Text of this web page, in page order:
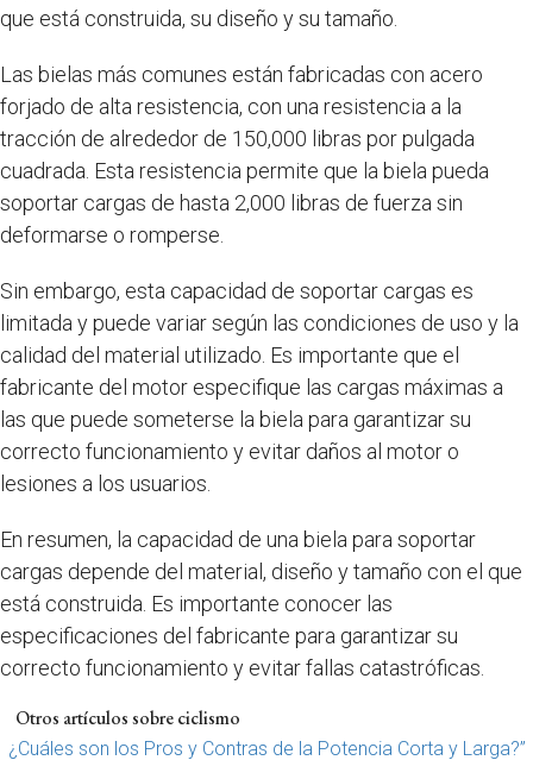
que está construida, su diseño y su tamaño.
Las bielas más comunes están fabricadas con acero
forjado de alta resistencia, con una resistencia a la
tracción de alrededor de 150,000 libras por pulgada
cuadrada. Esta resistencia permite que la biela pueda
soportar cargas de hasta 2,000 libras de fuerza sin
deformarse o romperse.
Sin embargo, esta capacidad de soportar cargas es
limitada y puede variar según las condiciones de uso y la
calidad del material utilizado. Es importante que el
fabricante del motor especifique las cargas máximas a
las que puede someterse la biela para garantizar su
correcto funcionamiento y evitar daños al motor o
lesiones a los usuarios.
En resumen, la capacidad de una biela para soportar
cargas depende del material, diseño y tamaño con el que
está construida. Es importante conocer las
especificaciones del fabricante para garantizar su
correcto funcionamiento y evitar fallas catastróficas.
Otros artículos sobre ciclismo
¿Cuáles son los Pros y Contras de la Potencia Corta y Larga?”